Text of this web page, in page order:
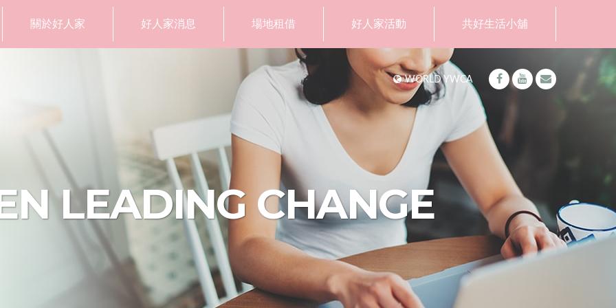
關於好人家 好人家消息 場地租借 好人家活動 共好生活小舖
WORLD YWCA
LEADING CHANGE